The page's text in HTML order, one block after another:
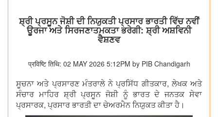
ਸ਼੍ਰੀ ਪ੍ਰਸੂਨ ਜੋਸ਼ੀ ਦੀ ਨਿਯੁਕਤੀ ਪ੍ਰਸਾਰ ਭਾਰਤੀ ਵਿੱਚ ਨਵੀਂ
ਊਰਜਾ ਅਤੇ ਸਿਰਜਣਾਤਮਕਤਾ ਭਰੇਗੀ: ਸ਼੍ਰੀ ਅਸ਼ਵਿਨੀ
ਵੈਸ਼ਣਵ
प्रविष्टि तिथि: 02 MAY 2026 5:12PM by PIB Chandigarh
ਸੂਚਨਾ ਅਤੇ ਪ੍ਰਸਾਰਣ ਮੰਤਰਾਲੇ ਨੇ ਪ੍ਰਸਿੱਧ ਗੀਤਕਾਰ, ਲੇਖਕ ਅਤੇ
ਸੰਚਾਰ ਮਾਹਿਰ ਸ਼੍ਰੀ ਪ੍ਰਸੂਨ ਜੋਸ਼ੀ ਨੂੰ ਭਾਰਤ ਦੇ ਜਨਤਕ ਸੇਵਾ
ਪ੍ਰਸਾਰਕ, ਪ੍ਰਸਾਰ ਭਾਰਤੀ ਦਾ ਚੇਅਰਮੈਨ ਨਿਯੁਕਤ ਕੀਤਾ ਹੈ।